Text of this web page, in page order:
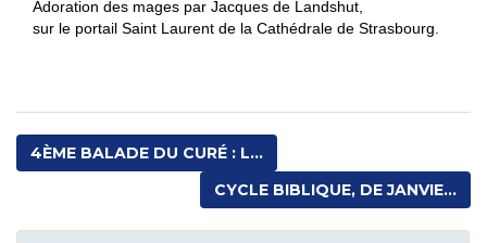
Adoration des mages par Jacques de Landshut,
sur le portail Saint Laurent de la Cathédrale de Strasbourg.
4ÈME BALADE DU CURÉ : L...
CYCLE BIBLIQUE, DE JANVIE...